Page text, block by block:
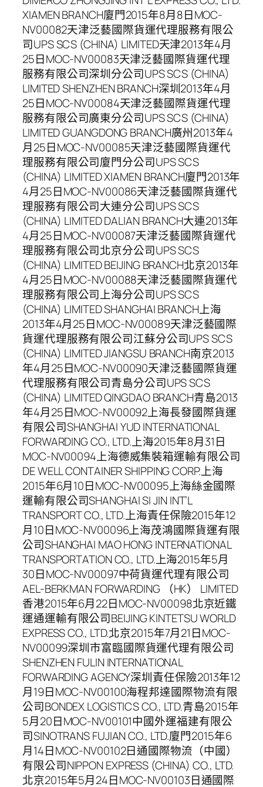
XIAMEN BRANCH廈門2015年8月8日MOC-
NV00082天津泛藝國際貨運代理服務有限公
司UPS SCS (CHINA) LIMITED天津2013年4月
25日MOC-NV00083天津泛藝國際貨運代理
服務有限公司深圳分公司UPS SCS (CHINA)
LIMITED SHENZHEN BRANCH深圳2013年4月
25日MOC-NV00084天津泛藝國際貨運代理
服務有限公司廣東分公司UPS SCS (CHINA)
LIMITED GUANGDONG BRANCH廣州2013年4
月25日MOC-NV00085天津泛藝國際貨運代
理服務有限公司廈門分公司UPS SCS
(CHINA) LIMITED XIAMEN BRANCH廈門2013年
4月25日MOC-NV00086天津泛藝國際貨運代
理服務有限公司大連分公司UPS SCS
(CHINA) LIMITED DALIAN BRANCH大連2013年
4月25日MOC-NV00087天津泛藝國際貨運代
理服務有限公司北京分公司UPS SCS
(CHINA) LIMITED BEIJING BRANCH北京2013年
4月25日MOC-NV00088天津泛藝國際貨運代
理服務有限公司上海分公司UPS SCS
(CHINA) LIMITED SHANGHAI BRANCH上海
2013年4月25日MOC-NV00089天津泛藝國際
貨運代理服務有限公司江蘇分公司UPS SCS
(CHINA) LIMITED JIANGSU BRANCH南京2013
年4月25日MOC-NV00090天津泛藝國際貨運
代理服務有限公司青島分公司UPS SCS
(CHINA) LIMITED QINGDAO BRANCH青島2013
年4月25日MOC-NV00092上海長發國際貨運
有限公司SHANGHAI YUD INTERNATIONAL
FORWARDING CO., LTD.上海2015年8月31日
MOC-NV00094上海德威集裝箱運輸有限公司
DE WELL CONTAINER SHIPPING CORP.上海
2015年6月10日MOC-NV00095上海絲金國際
運輸有限公司SHANGHAI SI JIN INT’L
TRANSPORT CO., LTD.上海責任保險2015年12
月10日MOC-NV00096上海茂鴻國際貨運有限
公司SHANGHAI MAO HONG INTERNATIONAL
TRANSPORTATION CO., LTD.上海2015年5月
30日MOC-NV00097中荷貨運代理有限公司
AEL-BERKMAN FORWARDING （HK） LIMITED
香港2015年6月22日MOC-NV00098北京近鐵
運通運輸有限公司BEIJING KINTETSU WORLD
EXPRESS CO., LTD.北京2015年7月21日MOC-
NV00099深圳市富臨國際貨運代理有限公司
SHENZHEN FULIN INTERNATIONAL
FORWARDING AGENCY深圳責任保險2013年12
月19日MOC-NV00100海程邦達國際物流有限
公司BONDEX LOGISTICS CO., LTD.青島2015年
5月20日MOC-NV00101中國外運福建有限公
司SINOTRANS FUJIAN CO., LTD.廈門2015年6
月14日MOC-NV00102日通國際物流（中國）
有限公司NIPPON EXPRESS (CHINA) CO., LTD.
北京2015年5月24日MOC-NV00103日通國際